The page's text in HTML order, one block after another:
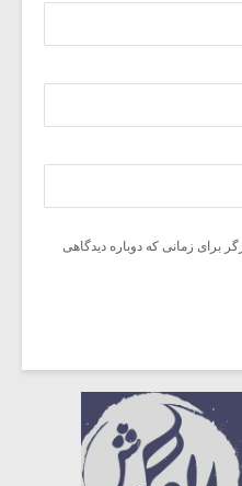
برای زمانی که دوباره دیدگاهی